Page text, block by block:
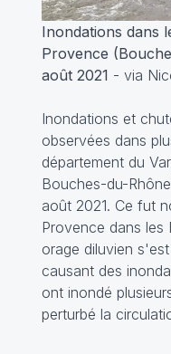
Inondations dans
Provence
août 2021 - via
Inondations et
observées dans
département du
Bouches-du-
août 2021. Ce fut
Provence dans les
orage diluvien
causant des
ont inondé
perturbé la